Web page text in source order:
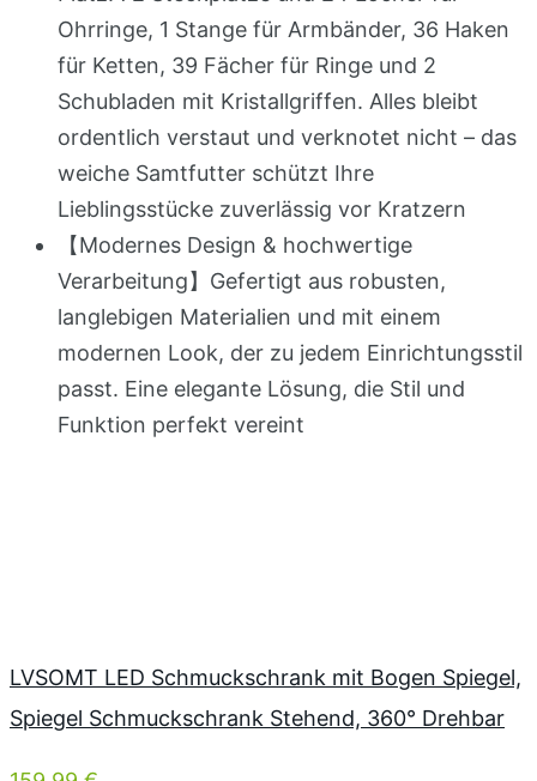
Ohrringe, 1 Stange für Armbänder, 36 Haken
für Ketten, 39 Fächer für Ringe und 2
Schubladen mit Kristallgriffen. Alles bleibt
ordentlich verstaut und verknotet nicht – das
weiche Samtfutter schützt Ihre
Lieblingsstücke zuverlässig vor Kratzern
【Modernes Design & hochwertige
Verarbeitung】Gefertigt aus robusten,
langlebigen Materialien und mit einem
modernen Look, der zu jedem Einrichtungsstil
passt. Eine elegante Lösung, die Stil und
Funktion perfekt vereint
LVSOMT LED Schmuckschrank mit Bogen Spiegel,
Spiegel Schmuckschrank Stehend, 360° Drehbar